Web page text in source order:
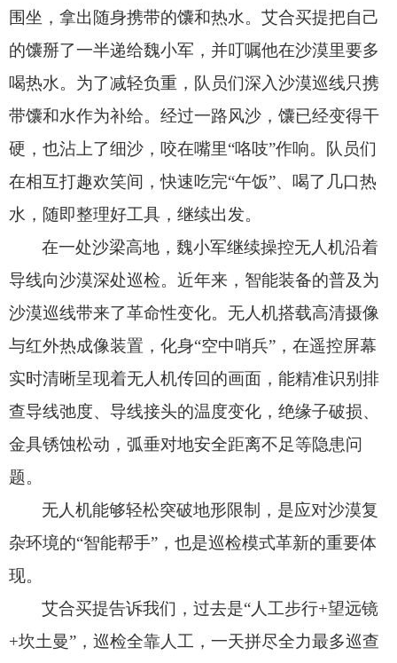
围坐， 拿出随身携带的馕和热水。 艾合买提把自己
的馕掰了一半递给魏小军， 并叮嘱他在沙漠里要多
喝热水。 为了减轻负重， 队员们深入沙漠巡线只携
带馕和水作为补给。 经过一路风沙， 馕已经变得干
硬， 也沾上了细沙， 咬在嘴里“咯吱”作响。
队员们
在相互打趣欢笑间，快速吃完“午饭”、 喝了几口热
水， 随即整理好工具， 继续出发。
在一处沙梁高地，魏小军继续操控无人机沿着
导线向沙漠深处巡检。 近年来， 智能装备的普及为
沙漠巡线带来了革命性变化。 无人机搭载高清摄像
与红外热成像装置， 化身“空中哨兵”， 在遥控屏幕
实时清晰呈现着无人机传回的画面， 能精准识别排
查导线弛度、 导线接头的温度变化， 绝缘子破损、
金具锈蚀松动， 弧垂对地安全距离不足等隐患问
题。
无人机能够轻松突破地形限制， 是应对沙漠复
杂环境的“智能帮手”， 也是巡检模式革新的重要体
现。
艾合买提告诉我们，过去是“人工步行+望远镜
+坎土曼”， 巡检全靠人工， 一天拼尽全力最多巡查